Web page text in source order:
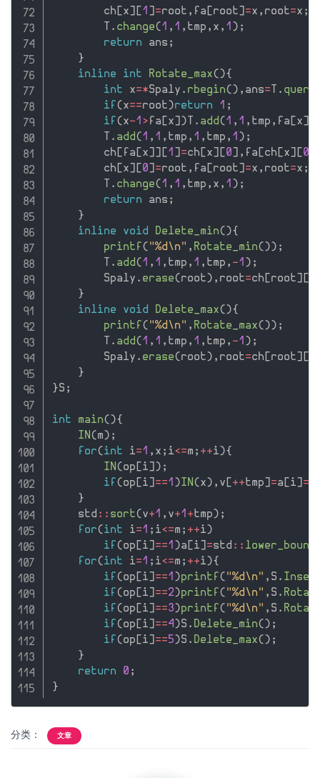
        ch
[x] [1 ] =root , fa [root] =x , root=x ;
        T
. change(1 , 1 , tmp , x , 1 ) ;
return ans ;
}
inline
int Rotate_max(){
int x=*Spaly . rbegin() , ans= T . query
if (x==root)return 1 ;
if (x-1 > fa [x] ) T . add(1 , 1 , tmp , fa [x]
        T
. add(1 , 1 , tmp , 1 , tmp , 1 ) ;
        ch
[ fa [x] ] [1 ] =ch [x] [0] , fa [ch [x] [0
        ch
[x] [0] =root , fa [root] =x , root=x ;
        T
. change(1 , 1 , tmp , x , 1 ) ;
return ans ;
}
inline
void Delete_min(){
printf ( "%d\n" , Rotate_min()) ;
        T
. add(1 , 1 , tmp , 1 , tmp , -1 ) ;
        Spaly
. erase(root) , root=ch [root] [
}
inline
void Delete_max(){
printf ( "%d\n" , Rotate_max()) ;
        T
. add(1 , 1 , tmp , 1 , tmp , -1 ) ;
        Spaly
. erase(root) , root=ch [root] [
}
}S ;
int main(){
IN(m) ;
for(int i=1 , x ; i<=m ; ++i){
IN(op [i] ) ;
if (op [i] ==1 )IN(x) , v [++tmp] =a [i] =
}
    std
:: sort(v+1 , v+1 +tmp) ;
for(int i=1 ; i<=m ; ++i)
if (op [i] ==1 )a [i] =std :: lower_bound
for(int i=1 ; i<=m ; ++i){
if (op [i] ==1 )printf ( "%d\n" , S .
if (op [i] ==2)printf ( "%d\n" , S .
if (op [i] ==3)printf ( "%d\n" , S .
if (op [i] ==4)S . Delete_min() ;
if (op [i] ==5)S . Delete_max() ;
}
return
0 ;
}
分类： 文章